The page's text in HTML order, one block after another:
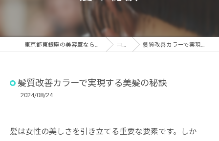
東京都東銀座の美容室ならWISTERIA ANNEX コラム 髪質改善カラーで実現する美髪の秘訣
髪質改善カラーで実現する美髪の秘訣
2024/08/24
髪は女性の美しさを引き立てる重要な要素です。しか